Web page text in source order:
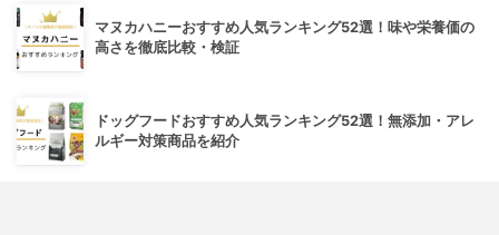
マヌカハニーおすすめ人気ランキング52選！味や栄養価の
高さを徹底比較・検証
ドッグフードおすすめ人気ランキング52選！無添加・アレ
ルギー対策商品を紹介